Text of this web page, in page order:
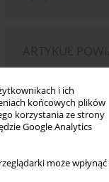
i ich
końcowych plików
korzystania ze strony
Google Analytics
może wpłynąć
ARTYKUŁ
Wpływ teorii
przestrzeń
w oparciu o
Wspólne
w kształtowaniu
projektowania.